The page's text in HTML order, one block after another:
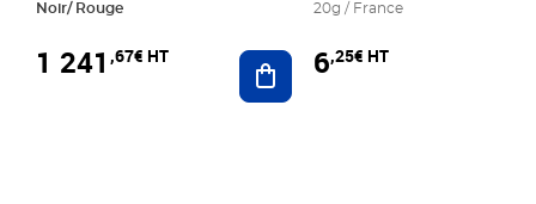
Noir/ Rouge
1 241 ,67€ HT Ajouter au panier
20g / France
6,25€ HT